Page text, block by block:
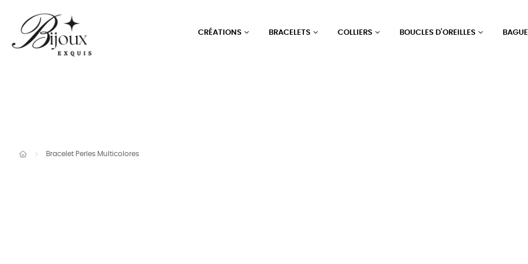
CRÉATIONS BRACELETS COLLIERS BOUCLES D'OREILLES
Bracelet Perles Multicolores